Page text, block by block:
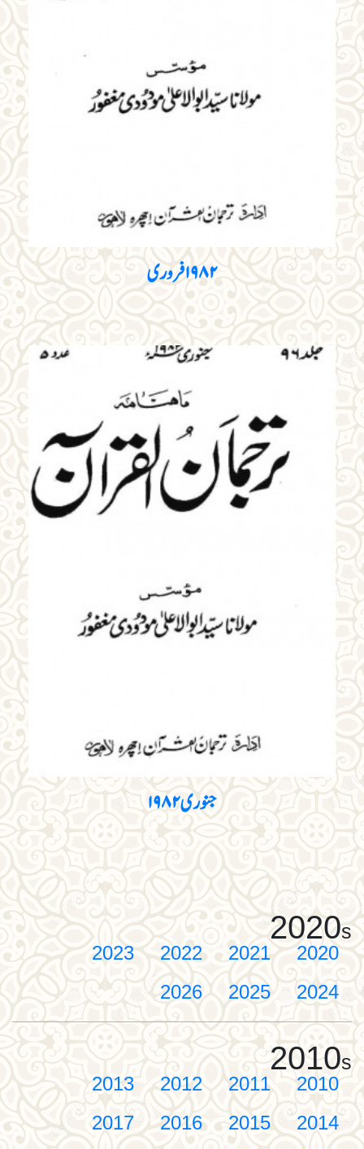
۱۹۸۲ فروری
جنوری ۱۹۸۲
2020s
2020
2021
2022
2023
2024
2025
2026
2010s
2010
2011
2012
2013
2014
2015
2016
2017